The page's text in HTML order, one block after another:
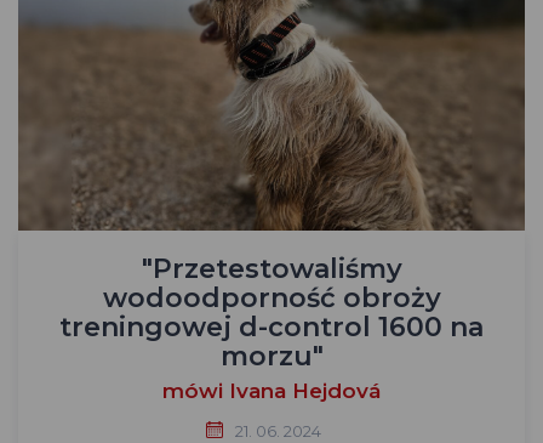
"Przetestowaliśmy
wodoodporność obroży
treningowej d-control 1600 na
morzu"
mówi Ivana Hejdová
21. 06. 2024